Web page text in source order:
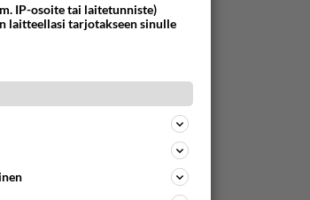
IP-osoite tai laitetunniste)
laitteellasi tarjotakseen sinulle